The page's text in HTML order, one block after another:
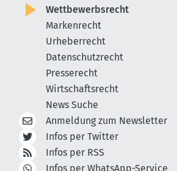
Wettbewerbsrecht
Markenrecht
Urheberrecht
Datenschutzrecht
Presserecht
Wirtschaftsrecht
News Suche
Anmeldung zum Newsletter
Infos per Twitter
Infos per RSS
Infos per WhatsApp-Service